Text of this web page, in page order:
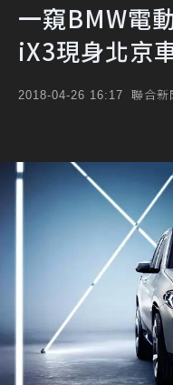
一窺BMW電
iX3現身北京
2018-04-26 16:17 聯合新